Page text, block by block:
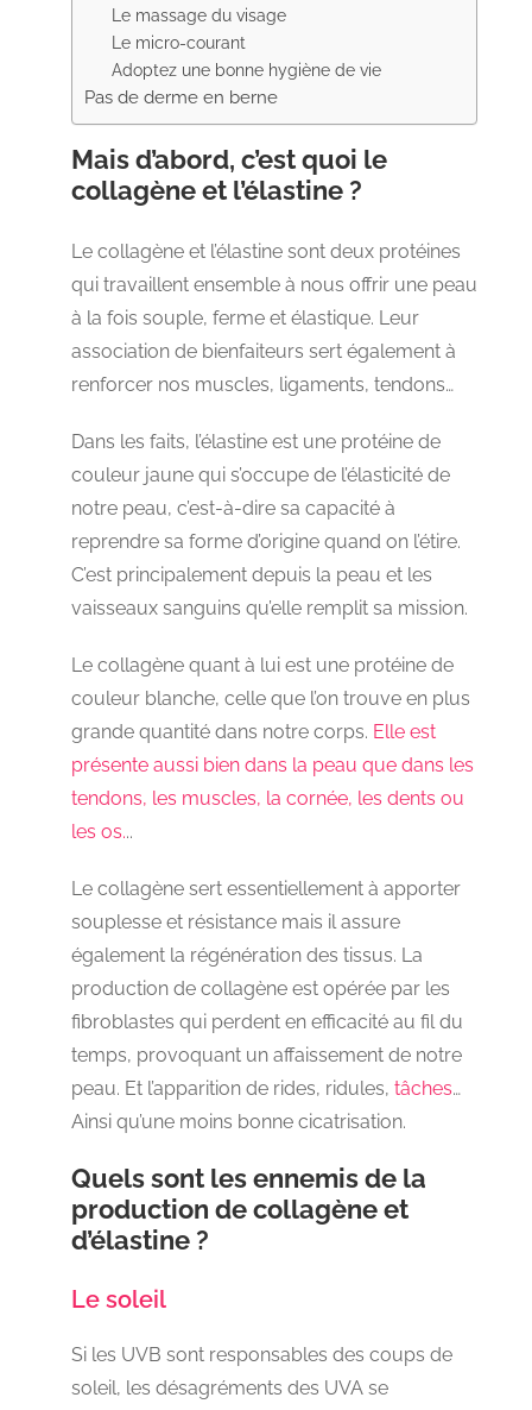
Le massage du visage
Le micro-courant
Adoptez une bonne hygiène de vie
Pas de derme en berne
Mais d’abord, c’est quoi le
collagène et l’élastine ?
Le collagène et l’élastine sont deux protéines
qui travaillent ensemble à nous offrir une peau
à la fois souple, ferme et élastique. Leur
association de bienfaiteurs sert également à
renforcer nos muscles, ligaments, tendons…
Dans les faits, l’élastine est une protéine de
couleur jaune qui s’occupe de l’élasticité de
notre peau, c’est-à-dire sa capacité à
reprendre sa forme d’origine quand on l’étire.
C’est principalement depuis la peau et les
vaisseaux sanguins qu’elle remplit sa mission.
Le collagène quant à lui est une protéine de
couleur blanche, celle que l’on trouve en plus
grande quantité dans notre corps. Elle est
présente aussi bien dans la peau que dans les
tendons, les muscles, la cornée, les dents ou
les os...
Le collagène sert essentiellement à apporter
souplesse et résistance mais il assure
également la régénération des tissus. La
production de collagène est opérée par les
fibroblastes qui perdent en efficacité au fil du
temps, provoquant un affaissement de notre
peau. Et l’apparition de rides, ridules, tâches…
Ainsi qu’une moins bonne cicatrisation.
Quels sont les ennemis de la
production de collagène et
d’élastine ?
Le soleil
Si les UVB sont responsables des coups de
soleil, les désagréments des UVA se